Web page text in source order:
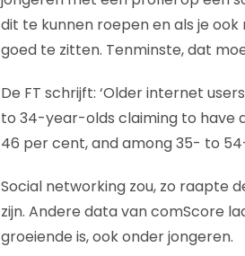
dit te kunnen roepen en als je
goed te zitten. Tenminste, dat
De FT schrijft: ‘Older internet
to 34-year-olds claiming to have
46 per cent, and among 35- to
Social networking zou, zo raapte
zijn. Andere data van comScore
groeiende is, ook onder jongeren.